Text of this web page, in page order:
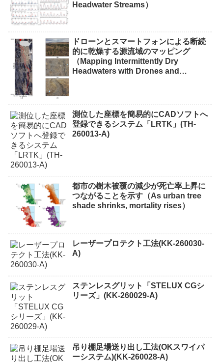
Headwater Streams）
ドローンとスマートフォンによる断続
的に乾燥する源流域のマッピング
（Mapping Intermittently Dry
Headwaters with Drones and
測位した座標を簡易的にCADソフトへ
登録できるシステム「LRTK」(TH-
260013-A)
都市の樹木被覆の減少が死亡率上昇に
つながることを示す（As urban tree
shade shrinks, mortality rises）
レーザープロテクト⼯法(KK-260030-
A)
ステンレスグリット「STELUX CGシ
リーズ」(KK-260029-A)
吊り棚足場送り出し工法(OKスワイパ
ーシステム)(KK-260028-A)